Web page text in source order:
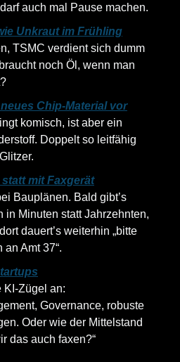
auch mal Pause machen.
Unkraut im Frühling
TSMC verdient sich dumm
noch Öl, wenn man
Chip-Material vor
komisch, ist aber ein
Doppelt so leitfähig
mit Faxgerät
Bauplänen. Bald gibt’s
in Minuten statt Jahrzehnten,
dauert’s weiterhin „bitte
Amt 37“.
KI-Zügel an:
Governance, robuste
Oder wie der Mittelstand
das auch faxen?“